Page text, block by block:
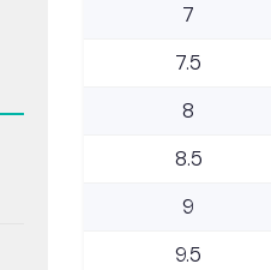
7
7.5
8
8.5
9
9.5